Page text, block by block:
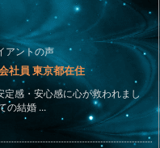
アントの声
社員 東京都在住
定感・安心感に心が救われまし
の結婚 ...